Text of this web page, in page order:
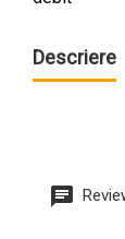
Descriere